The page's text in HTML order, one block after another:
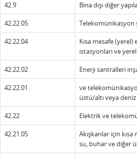
42.9 Bina dışı diğer
42.22.05 Telekomünikasyon
42.22.04
Kısa mesafe
istasyonları ve
42.22.02 Enerji santralleri
42.22.01
ve
üstü/altı veya
42.22 Elektrik ve
42.21.05
Akışkanlar için
su, buhar ve diğer